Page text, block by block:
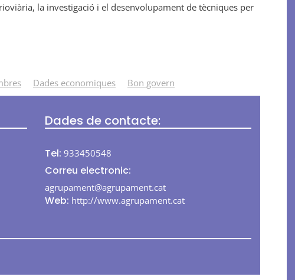
la investigació i el desenvolupament de tècniques per
Dades economiques Bon govern
Dades de contacte:
Tel: 933450548
Correu electronic:
agrupament@agrupament.cat
Web: http://www.agrupament.cat